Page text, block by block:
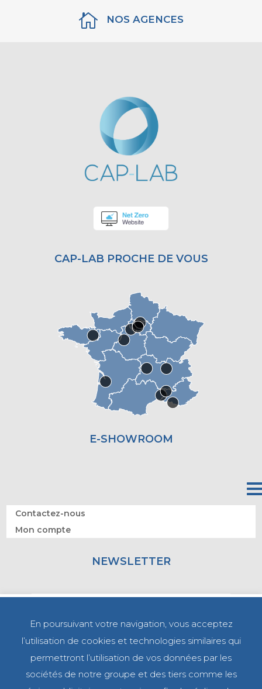
 NOS AGENCES
CAP-LAB PROCHE DE VOUS
E-SHOWROOM
Contactez-nous
Mon compte
NEWSLETTER
En poursuivant votre navigation, vous acceptez
l’utilisation de cookies et technologies similaires qui
permettront l’utilisation de vos données par les
sociétés de notre groupe et des tiers comme les